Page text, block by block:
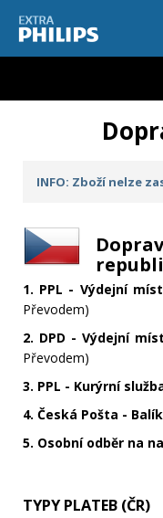
Vzhledem k aktuální
INFO: Zboží nelze
1. PPL - Výdejní
Převodem)
2. DPD - Výdejní
Převodem)
3. PPL - Kurýrní
4. Česká Pošta -
5. Osobní odběr na
TYPY PLATEB (ČR)